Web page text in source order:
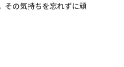
その気持ちを忘れずに頑